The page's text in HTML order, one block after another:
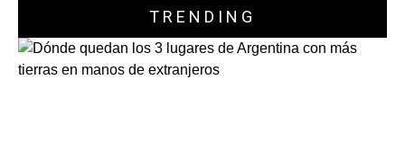
TRENDING